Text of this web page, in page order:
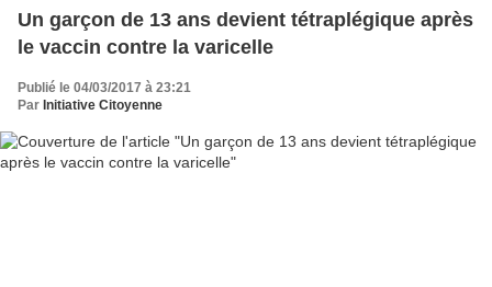
Un garçon de 13 ans devient tétraplégique après
le vaccin contre la varicelle
Publié le 04/03/2017 à 23:21
Par Initiative Citoyenne